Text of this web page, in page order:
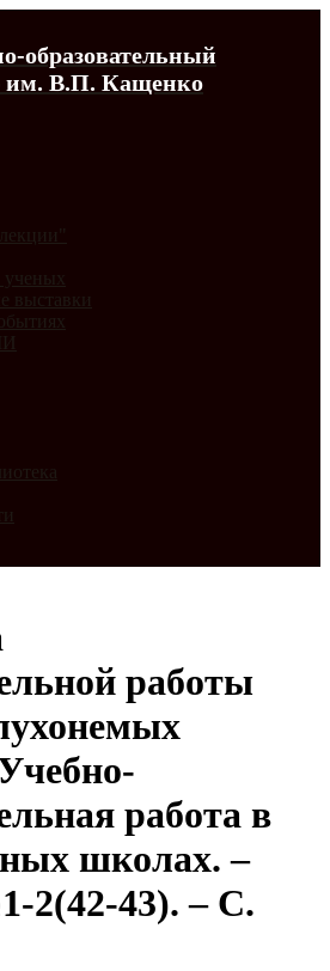
образовательный
им. В.П. Кащенко
ученых
выставки
работы
работа в
школах. –
2(42-43). – С.